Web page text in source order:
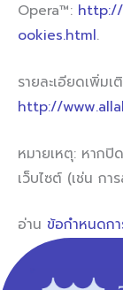
Opera™: http://
ookies.html.
รายละเอียดเพิ่ม
http://
หมายเหตุ: หาก
เว็บไซต์ (เช่น ก
อ่าน ข้อกำหนดกา